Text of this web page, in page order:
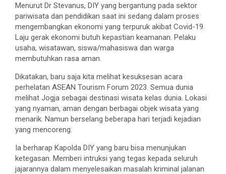
Menurut Dr Stevanus, DIY yang bergantung pada sektor
pariwisata dan pendidikan saat ini sedang dalam proses
mengembangkan ekonomi yang terpuruk akibat Covid-19.
Laju gerak ekonomi butuh kepastian keamanan. Pelaku
usaha, wisatawan, siswa/mahasiswa dan warga
membutuhkan rasa aman.
Dikatakan, baru saja kita melihat kesuksesan acara
perhelatan ASEAN Tourism Forum 2023. Semua dunia
melihat Jogja sebagai destinasi wisata kelas dunia. Lokasi
yang nyaman, aman dengan berbagai objek wisata yang
menarik. Namun berselang beberapa hari terjadi kejadian
yang mencoreng.
Ia berharap Kapolda DIY yang baru bisa menunjukan
ketegasan. Memberi intruksi yang tegas kepada seluruh
jajarannya dalam menyelesaikan masalah kriminal jalanan